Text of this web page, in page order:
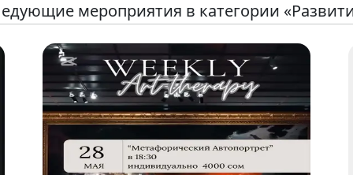
мероприятия в категории